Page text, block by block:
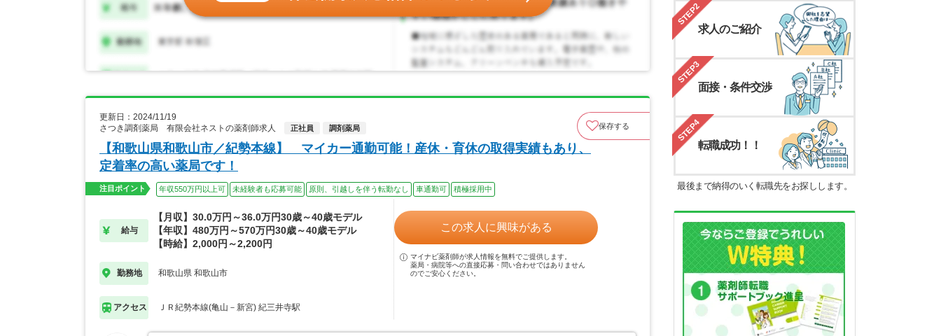
更新日：2024/11/19
さつき調剤薬局 有限会社ネストの薬剤師求人
正社員 調剤薬局 保存する
【和歌山県和歌山市／紀勢本線】 マイカー通勤可能！産休・育休の取得実績もあり、
定着率の高い薬局です！
注目ポイント 年収550万円以上可 未経験者も応募可能 原則、引越しを伴う転勤なし 車通勤可 積極採用中
給与
【月収】30.0万円～36.0万円30歳～40歳モデル
【年収】480万円～570万円30歳～40歳モデル
【時給】2,000円～2,200円
勤務地 和歌山県 和歌山市
アクセス ＪＲ紀勢本線(亀山－新宮) 紀三井寺駅
この求人に興味がある
マイナビ薬剤師が求人情報を無料でご提供します。
薬局・病院等への直接応募・問い合わせではありません
のでご安心ください。
STEP2
求人のご紹介
STEP3
面接・条件交渉
STEP4
転職成功！！
最後まで納得のいく転職先をお探しします。